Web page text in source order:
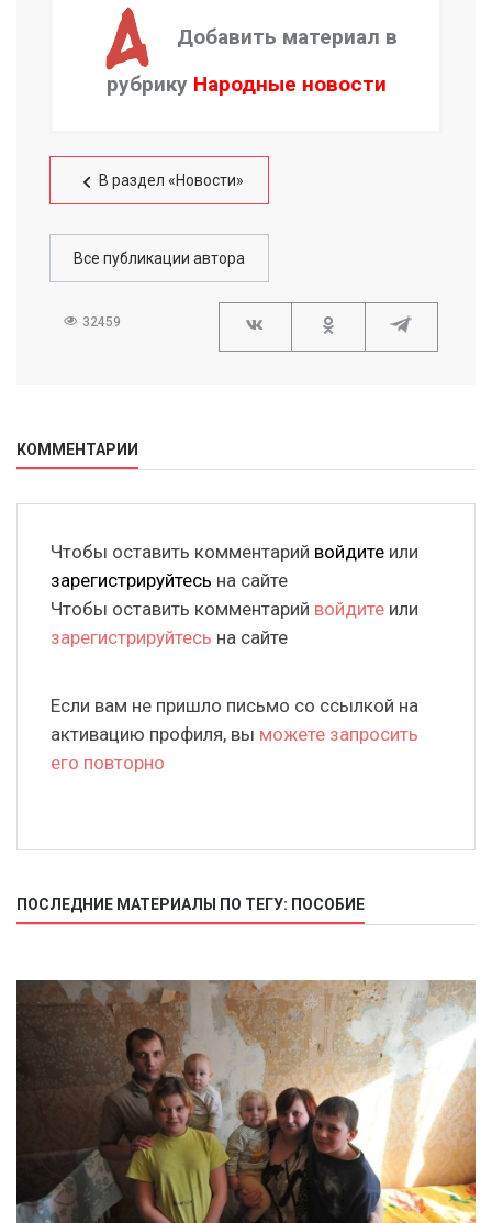
Добавить материал в
рубрику Народные новости
В раздел «Новости»
Все публикации автора
32459
КОММЕНТАРИИ
Чтобы оставить комментарий войдите или
зарегистрируйтесь на сайте
Чтобы оставить комментарий войдите или
зарегистрируйтесь на сайте
Если вам не пришло письмо со ссылкой на
активацию профиля, вы можете запросить
его повторно
ПОСЛЕДНИЕ МАТЕРИАЛЫ ПО ТЕГУ: ПОСОБИЕ